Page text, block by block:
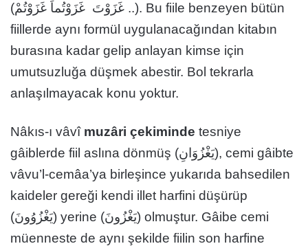
(غَزَوْتَ غَزَوْتُماَ غَزَوْتُمْ ..). Bu fiile benzeyen bütün
fiillerde aynı formül uygulanacağından kitabın
burasına kadar gelip anlayan kimse için
umutsuzluğa düşmek abestir. Bol tekrarla
anlaşılmayacak konu yoktur.
Nâkıs-ı vâvî muzâri çekiminde tesniye
gâiblerde fiil aslına dönmüş (يَغْزُوَانِ), cemi gâibte
vâvu’l-cemâa’ya birleşince yukarıda bahsedilen
kaideler gereği kendi illet harfini düşürüp
(يَغْزُوُونَ) yerine (يَغْزُونَ) olmuştur. Gâibe cemi
müenneste de aynı şekilde fiilin son harfine